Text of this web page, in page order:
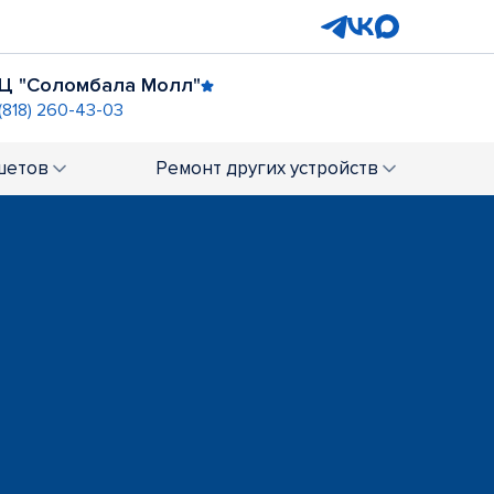
"Соломбала Молл"
260-43-03
Ремонт других устройств